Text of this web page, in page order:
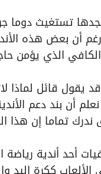
تستغيث دوما
أن بعض هذه
الذي يؤمن
قائل لماذا
دمشق ندرك تماما
أحد أندية رياضة